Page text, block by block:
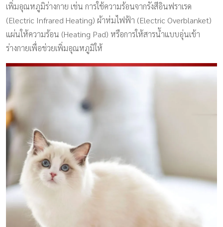
เพิ่มอุณหภูมิร่างกาย เช่น การใช้ความร้อนจากรังสีอินฟราเรด
(Electric Infrared Heating) ผ้าห่มไฟฟ้า (Electric Overblanket)
แผ่นให้ความร้อน (Heating Pad) หรือการให้สารน้ำแบบอุ่นเข้า
ร่างกายเพื่อช่วยเพิ่มอุณหภูมิให้